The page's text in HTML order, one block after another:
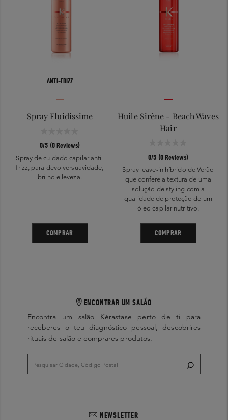
ANTI-FRIZZ
Spray Fluidissime
0/5 (0 Reviews)
Spray de cuidado capilar anti-
frizz, para devolversuavidade,
brilho e leveza.
COMPRAR
Huile Sirène - Beach Waves
Hair
0/5 (0 Reviews)
Spray leave-in híbrido de Verão
que confere a textura de uma
solução de styling com a
qualidade de proteção de um
óleo capilar nutritivo.
COMPRAR
ENCONTRAR UM SALÃO
Encontra um salão Kérastase perto de ti para
receberes o teu diagnóstico pessoal, descobrires
rituais de salão e comprares produtos.
NEWSLETTER